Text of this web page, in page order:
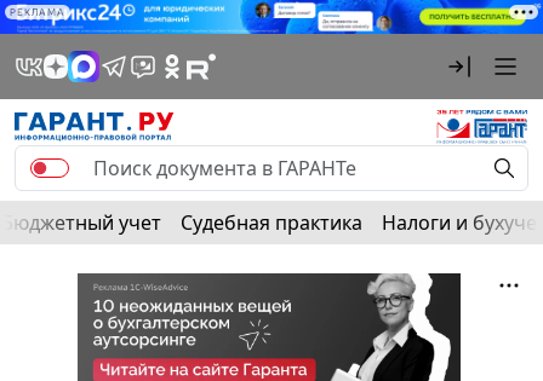
РЕКЛАМА
Бюджетный учет Судебная практика Налоги и